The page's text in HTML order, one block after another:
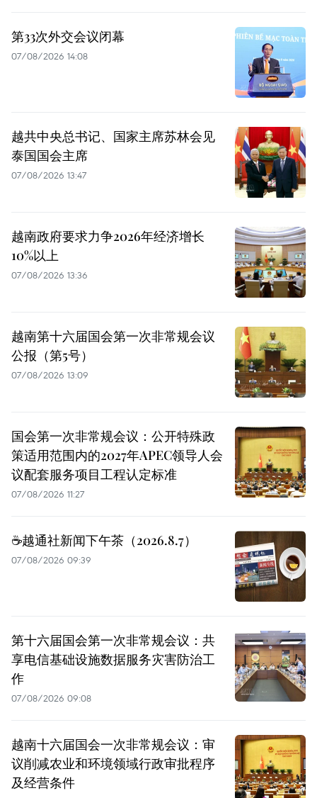
第33次外交会议闭幕
07/08/2026 14:08
越共中央总书记、国家主席苏林会见
泰国国会主席
07/08/2026 13:47
越南政府要求力争2026年经济增长
10%以上
07/08/2026 13:36
越南第十六届国会第一次非常规会议
公报（第5号）
07/08/2026 13:09
国会第一次非常规会议：公开特殊政
策适用范围内的2027年APEC领导人会
议配套服务项目工程认定标准
07/08/2026 11:27
☕️越通社新闻下午茶（2026.8.7）
07/08/2026 09:39
第十六届国会第一次非常规会议：共
享电信基础设施数据服务灾害防治工
作
07/08/2026 09:08
越南十六届国会一次非常规会议：审
议削减农业和环境领域行政审批程序
及经营条件